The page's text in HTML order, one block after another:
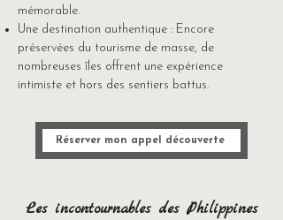
mémorable.
Une destination authentique : Encore
préservées du tourisme de masse, de
nombreuses îles offrent une expérience
intimiste et hors des sentiers battus.
Réserver mon appel découverte
Les incontournables des Philippines